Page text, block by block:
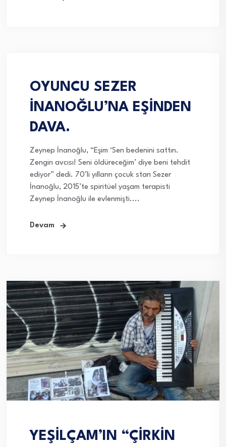
OYUNCU SEZER
İNANOĞLU’NA EŞİNDEN
DAVA.
Zeynep İnanoğlu, “Eşim ‘Sen bedenini sattın.
Zengin avcısı! Seni öldüreceğim’ diye beni tehdit
ediyor” dedi. 70’li yılların çocuk starı Sezer
İnanoğlu, 2015’te spiritüel yaşam terapisti
Zeynep İnanoğlu ile evlenmişti....
Devam
YEŞİLÇAM’IN “ÇİRKİN